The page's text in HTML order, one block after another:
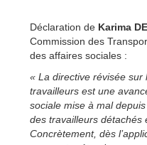
Déclaration de Karima
Commission des
des affaires sociales :
« La directive révisée sur
travailleurs est une
sociale mise à mal
des travailleurs détachés
Concrètement, dès